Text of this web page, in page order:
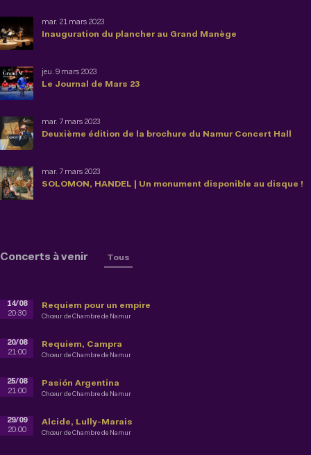
Inauguration du plancher au Grand Manège
mar. 21 mars 2023
Le Journal de Mars 23
jeu. 9 mars 2023
Deuxième édition de la brochure du Namur Concert Hall
mar. 7 mars 2023
SOLOMON, HANDEL | Un monument disponible au disque !
mar. 7 mars 2023
Concerts à venir Tous
Requiem pour un empire
Chœur de Chambre de Namur
14/08
20:30
Requiem, Campra
Chœur de Chambre de Namur
20/08
21:00
Pasión Argentina
Chœur de Chambre de Namur
25/08
21:00
Alcide, Lully-Marais
Chœur de Chambre de Namur
29/09
20:00